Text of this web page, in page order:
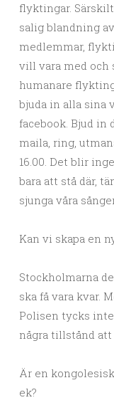
flyktingar.
salig blandning
medlemmar,
vill vara med och
humanare
bjuda in alla sina
facebook. Bjud in
maila, ring,
16.00. Det blir
bara att stå där,
sjunga våra
Kan vi skapa en
Stockholmarna
ska få vara kvar.
Polisen tycks
några tillstånd
Är en
ek?